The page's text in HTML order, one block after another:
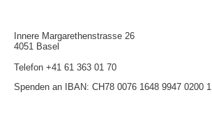
Innere Mar­garethen­strasse 26
4051 Basel
Telefon +41 61 363 01 70
Spenden an IBAN: CH78 0076 1648 9947 0200 1